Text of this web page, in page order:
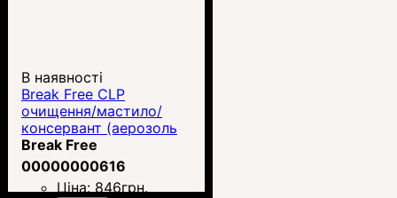
В наявності
Break Free CLP
очищення/мастило/
консервант (аерозоль
113 г)
Break Free
00000000616
Ціна: 846грн.